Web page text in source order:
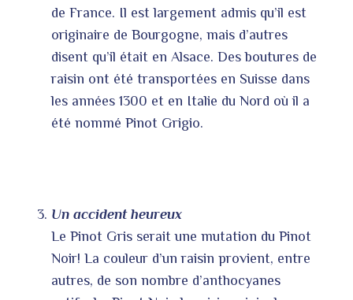
de France. Il est largement admis qu’il est
originaire de Bourgogne, mais d’autres
disent qu’il était en Alsace. Des boutures de
raisin ont été transportées en Suisse dans
les années 1300 et en Italie du Nord où il a
été nommé Pinot Grigio.
Un accident heureux
Le Pinot Gris serait une mutation du Pinot
Noir! La couleur d’un raisin provient, entre
autres, de son nombre d’anthocyanes